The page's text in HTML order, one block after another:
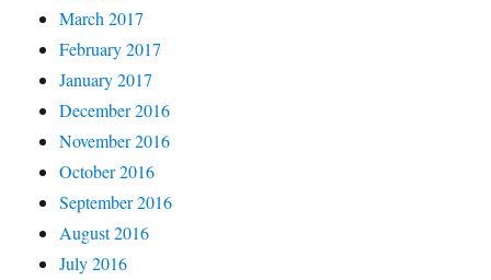
March 2017
February 2017
January 2017
December 2016
November 2016
October 2016
September 2016
August 2016
July 2016